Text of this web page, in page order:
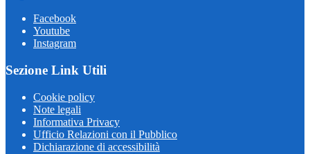
Facebook
Youtube
Instagram
Sezione Link Utili
Cookie policy
Note legali
Informativa Privacy
Ufficio Relazioni con il Pubblico
Dichiarazione di accessibilità